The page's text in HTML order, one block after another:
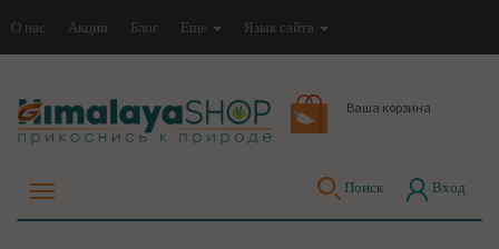
О нас Акции Блог Еще Язык сайта
Ваша корзина
Поиск Вход